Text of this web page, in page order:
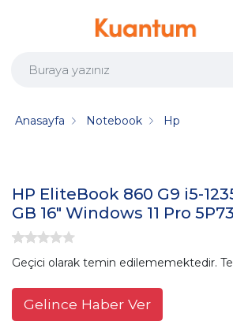
Anasayfa Notebook Hp
HP EliteBook 860 G9 i5-
GB 16" Windows 11 Pro
Geçici olarak temin edilememektedir.
Gelince Haber Ver